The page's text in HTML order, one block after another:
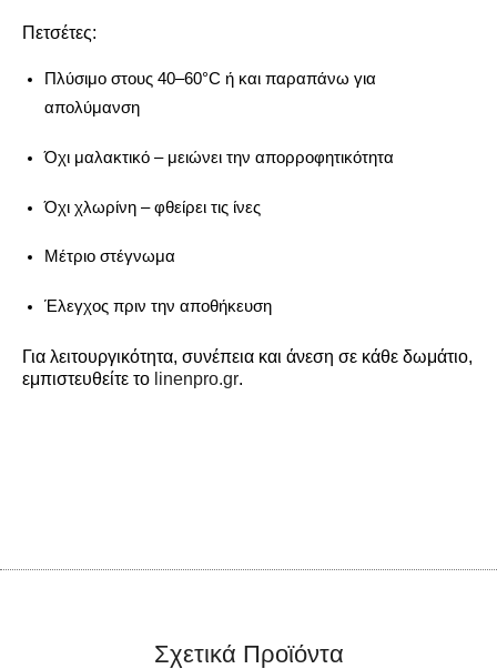
Πετσέτες:
Πλύσιμο στους 40–60°C ή και παραπάνω για
απολύμανση
Όχι μαλακτικό – μειώνει την απορροφητικότητα
Όχι χλωρίνη – φθείρει τις ίνες
Μέτριο στέγνωμα
Έλεγχος πριν την αποθήκευση
Για λειτουργικότητα, συνέπεια και άνεση σε κάθε δωμάτιο,
εμπιστευθείτε το linenpro.gr.
Σχετικά Προϊόντα